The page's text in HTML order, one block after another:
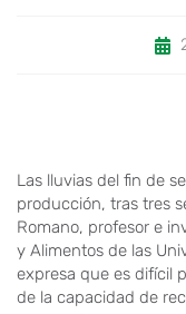
Las lluvias del fin de
producción, tras tres
Romano, profesor e
y Alimentos de las
expresa que es difícil
de la capacidad de